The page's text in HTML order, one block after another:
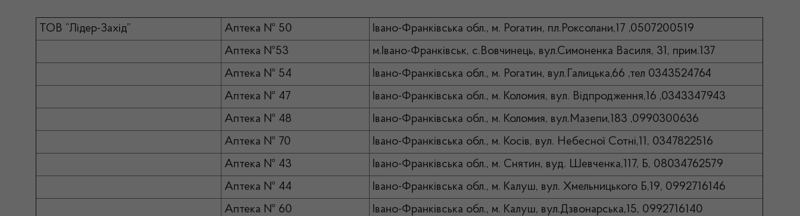
ТОВ “Лідер-Захід” Аптека № 50
Івано-Франківська обл., м. Рогатин, пл.Роксолани,17 ,0507200519
Аптека №53
м.Івано-Франківськ, с.Вовчинець, вул.Симоненка Василя, 31, прим.137
Аптека № 54
Івано-Франківська обл., м. Рогатин, вул.Галицька,66 ,тел 0343524764
Аптека № 47
Івано-Франківська обл., м. Коломия, вул. Відпродження,16 ,0343347943
Аптека № 48
Івано-Франківська обл., м. Коломия, вул.Мазепи,183 ,0990300636
Аптека № 70
Івано-Франківська обл., м. Косів, вул. Небесної Сотні,11, 0347822516
Аптека № 43
Івано-Франківська обл., м. Снятин, вуд. Шевченка,117, Б, 08034762579
Аптека № 44
Івано-Франківська обл., м. Калуш, вул. Хмельницького Б,19, 0992716146
Аптека № 60
Івано-Франківська обл., м. Калуш, вул.Дзвонарська,15, 0992716140